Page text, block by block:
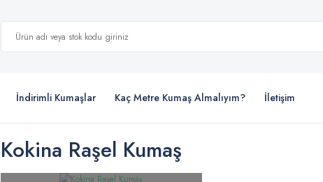
İndirimli Kumaşlar Kaç Metre Kumaş Almalıyım? İletişim
Kokina Raşel Kumaş